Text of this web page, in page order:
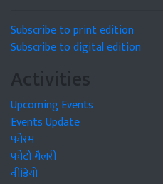
Subscribe to print edition
Subscribe to digital edition
Activities
Upcoming Events
Events Update
फोरम
फोटो गैलरी
वीडियो